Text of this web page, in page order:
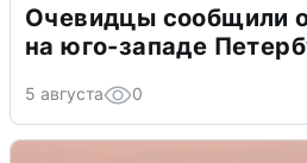
Очевидцы сообщили
на юго-западе
5 августа 0